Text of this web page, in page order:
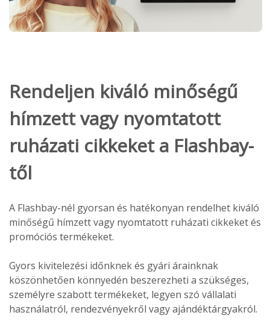
Rendeljen kiváló minőségű
hímzett vagy nyomtatott
ruházati cikkeket a Flashbay-
től
A Flashbay-nél gyorsan és hatékonyan rendelhet kiváló
minőségű hímzett vagy nyomtatott ruházati cikkeket és
promóciós termékeket.
Gyors kivitelezési időnknek és gyári árainknak
köszönhetően könnyedén beszerezheti a szükséges,
személyre szabott termékeket, legyen szó vállalati
használatról, rendezvényekről vagy ajándéktárgyakról.